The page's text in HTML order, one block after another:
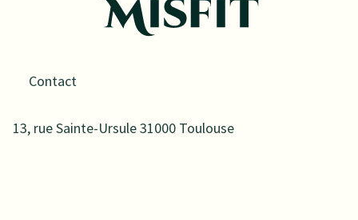
Contact
13, rue Sainte-Ursule 31000 Toulouse